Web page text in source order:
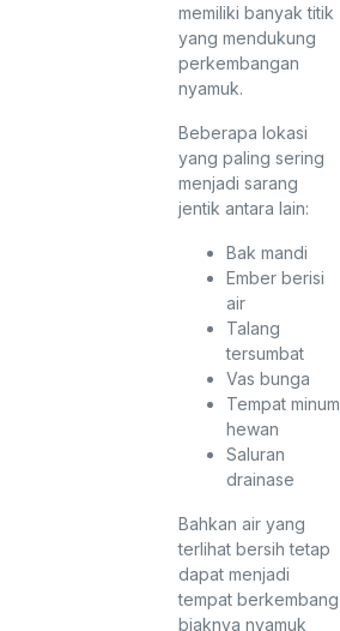
memiliki banyak titik
yang mendukung
perkembangan
nyamuk.
Beberapa lokasi
yang paling sering
menjadi sarang
jentik antara lain:
Bak mandi
Ember berisi
air
Talang
tersumbat
Vas bunga
Tempat minum
hewan
Saluran
drainase
Bahkan air yang
terlihat bersih tetap
dapat menjadi
tempat berkembang
biaknya nyamuk